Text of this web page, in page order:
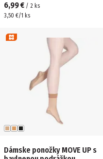
6,99 € / 2 ks
3,50 €/1 ks
Dámske ponožky MOVE UP s ​​